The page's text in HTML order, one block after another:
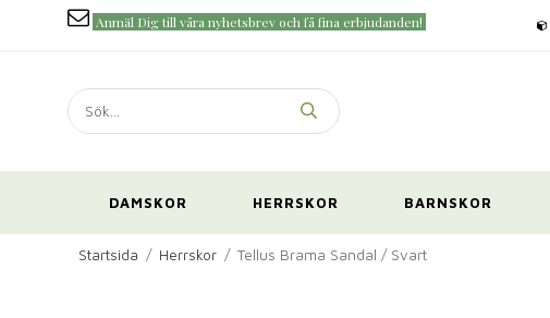
Anmäl Dig till våra nyhetsbrev och få fina erbjudanden!
DAMSKOR HERRSKOR BARNSKOR
Startsida / Herrskor / Tellus Brama Sandal / Svart